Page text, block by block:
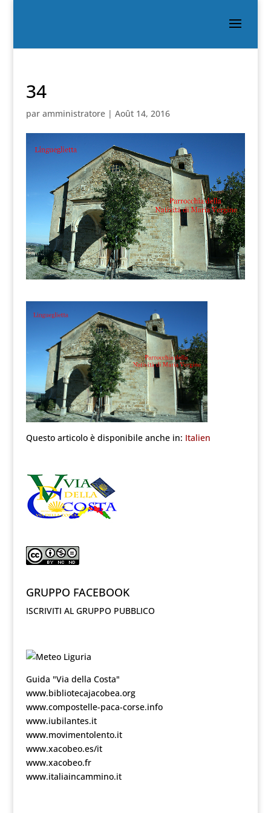
34
par amministratore| Août 14, 2016
Questo articolo è disponibile anche in: Italien
GRUPPO FACEBOOK
ISCRIVITI AL GRUPPO PUBBLICO
Guida "Via della Costa"
www.bibliotecajacobea.org
www.compostelle-paca-corse.info
www.iubilantes.it
www.movimentolento.it
www.xacobeo.es/it
www.xacobeo.fr
www.italiaincammino.it